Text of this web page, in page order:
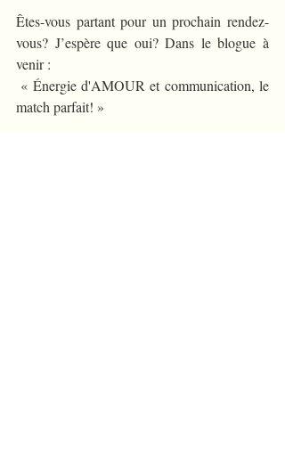
Êtes-vous partant pour un prochain rendez-
vous? J’espère que oui? Dans le blogue à
venir :
match parfait! »